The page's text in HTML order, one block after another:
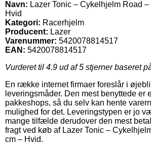
Navn: Lazer Tonic – Cykelhjelm Road –
Hvid
Kategori: Racerhjelm
Producent: Lazer
Varenummer: 5420078814517
EAN: 5420078814517
Vurderet til 4.9 ud af 5 stjerner baseret
En række internet firmaer foreslår i
leveringsmåder. Den mest benyttede er
pakkeshops, så du selv kan hente
mulighed for det. Leveringstypen er jo
mange tilfælde derudover den mest
fragt ved køb af Lazer Tonic –
cm – Hvid.